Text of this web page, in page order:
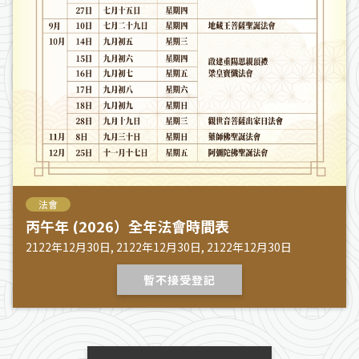
法會
丙午年 (2026）全年法會時間表
2122年12月30日, 2122年12月30日, 2122年12月30日
暫不接受登記